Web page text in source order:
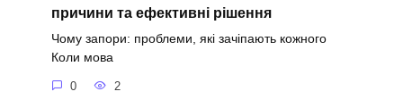
причини та ефективні рішення
Чому запори: проблеми, які зачіпають кожного
Коли мова
0 2